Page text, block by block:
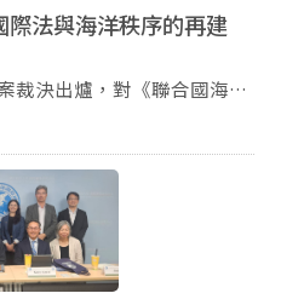
例與儀式實踐，透過重複運
上，
。法律明定上下級檢察院屬
系較具獨立性的「指導」模
徹，並成為推動新制度的重
，將案件處理成果、改革指
數據治理與績效競爭，新制
運作亦仰
察官需定期參與集體學習並
行抽查。這類看似形式性的
際法與海洋秩序的再建
裁決出爐，對《聯合國海洋
地位、歷史性權利主張、專
持續牽動國際法、區域安全
：國際法與海洋秩序的再
際法、區域安全及海洋政策
雙重角度，回顧南海仲裁案